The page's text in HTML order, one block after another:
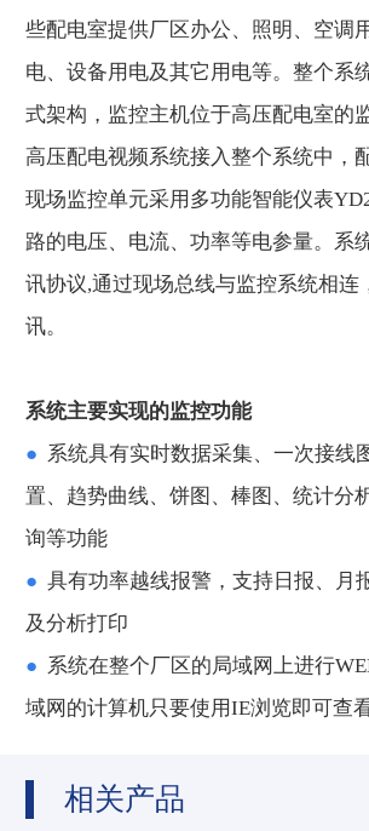
些配电室提供厂区办公、照明、空调
电、设备用电及其它用电等。整个系
式架构，监控主机位于高压配电室的
高压配电视频系统接入整个系统中，
现场监控单元采用多功能智能仪表
路的电压、电流、功率等电参量。系
讯协议,通过现场总线与监控系统相连
讯。
系统主要实现的监控功能
● 系统具有实时数据采集、一次接线
置、趋势曲线、饼图、棒图、统计分
询等功能
● 具有功率越线报警，支持日报、月
及分析打印
● 系统在整个厂区的局域网上进行
域网的计算机只要使用IE浏览即可查
相关产品